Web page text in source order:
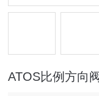
ATOS比例方向